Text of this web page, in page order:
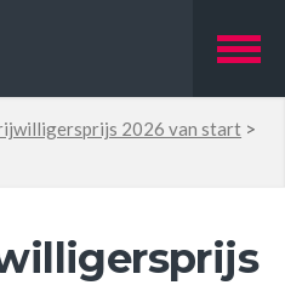
2026 van start >